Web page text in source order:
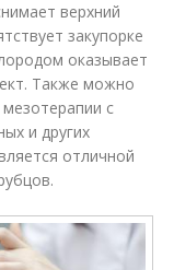
верхний
закупорке
оказывает
Также можно
с
и других
отличной